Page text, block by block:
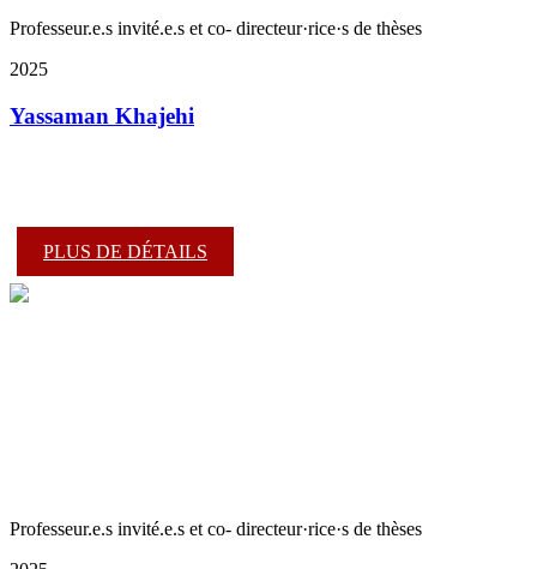
Professeur.e.s invité.e.s et co- directeur·rice·s de thèses
2025
Yassaman Khajehi
PLUS DE DÉTAILS
Professeur.e.s invité.e.s et co- directeur·rice·s de thèses